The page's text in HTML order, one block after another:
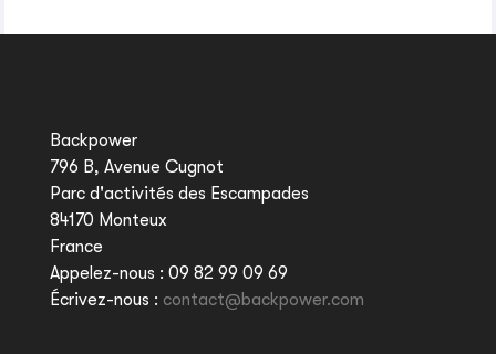
Backpower
796 B, Avenue Cugnot
Parc d'activités des Escampades
84170 Monteux
France
Appelez-nous : 09 82 99 09 69
Écrivez-nous : contact@backpower.com